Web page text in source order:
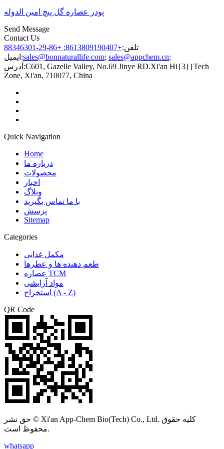
پودر عصاره گل پیچ امین الدوله
Send Message
Contact Us
تلفن:+8613809190407; +86-29-88346301
ایمیل:sales@bonnaturallife.com; sales@appchem.cn;
آدرس:C601, Gazelle Valley, No.69 Jinye RD.Xi'an Hi{3}}Tech
Zone, Xi'an, 710077, China
Quick Navigation
Home
درباره ما
محصولات
اخبار
وبلاگ
با ما تماس بگیرید
پرسش
Sitemap
Categories
مکمل غذایی
طعم دهنده ها و عطرها
عصاره TCM
مواد آرایشی
استخراج (A - Z)
QR Code
حق نشر © Xi'an App-Chem Bio(Tech) Co., Ltd. کلیه حقوق
محفوظ است.
whatsapp